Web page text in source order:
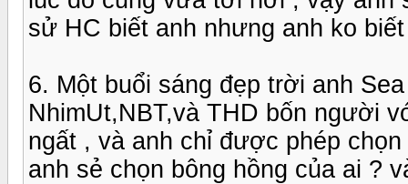
sử HC biết anh nhưng anh ko
6. Một buổi sáng đẹp trời anh
NhimUt,NBT,và THD bốn người
ngất , và anh chỉ được phép
anh sẻ chọn bông hồng của ai ?